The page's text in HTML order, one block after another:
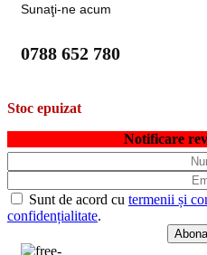
Sunaţi-ne acum
0788 652 780
Stoc epuizat
Notificare
Sunt de acord cu termenii și
confidențialitate.